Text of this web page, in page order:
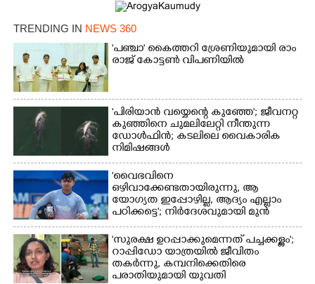
TRENDING IN NEWS 360
'​പ​ഞ്ചാ​'​ ​കൈ​ത്ത​റി​ ​ശ്രേ​ണി​യു​മാ​യി​ ​രാം​
രാ​ജ് ​കോ​ട്ടൺ വിപണിയിൽ
'പിരിയാൻ വയ്യെന്റെ കുഞ്ഞേ'; ജീവനറ്റ
കുഞ്ഞിനെ ചുമലിലേറ്റി നീന്തുന്ന
ഡോൾഫിൻ; കടലിലെ വൈകാരിക
നിമിഷങ്ങൾ
'വൈഭവിനെ
ഒഴിവാക്കേണ്ടതായിരുന്നു,​ ആ
യോഗ്യത ഇപ്പോഴില്ല, ആദ്യം എല്ലാം
പഠിക്കട്ടെ'; നിർദേശവുമായി മുൻ
ക്രിക്കറ്റ് താരം
'സുരക്ഷ ഉറപ്പാക്കുമെന്നത് പച്ചക്കള്ളം';
റാപ്പിഡോ യാത്രയിൽ ജീവിതം
തകർന്നു, കമ്പനിക്കെതിരെ
പരാതിയുമായി യുവതി